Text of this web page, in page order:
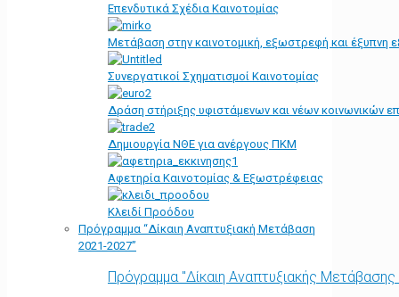
Επενδυτικά Σχέδια Καινοτομίας
Μετάβαση στην καινοτομική, εξωστρεφή και έξυπνη
Συνεργατικοί Σχηματισμοί Καινοτομίας
Δράση στήριξης υφιστάμενων και νέων κοινωνικών
Δημιουργία ΝΘΕ για ανέργους ΠΚΜ
Αφετηρία Kαινοτομίας & Εξωστρέφειας
Κλειδί Προόδου
Πρόγραμμα “Δίκαιη Αναπτυξιακή Μετάβαση
2021-2027”
Πρόγραμμα "Δίκαιη Αναπτυξιακής